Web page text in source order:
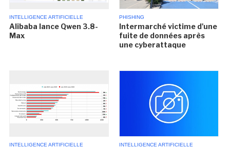
INTELLIGENCE ARTIFICIELLE
Alibaba lance Qwen 3.8-
Max
PHISHING
Intermarché victime d'une
fuite de données après
une cyberattaque
INTELLIGENCE ARTIFICIELLE INTELLIGENCE ARTIFICIELLE